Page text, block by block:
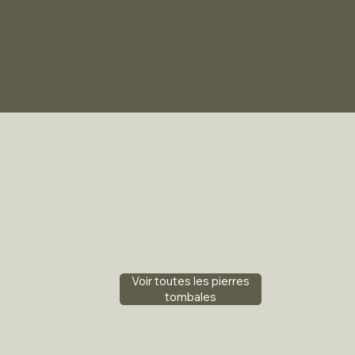
Voir toutes les pierres
tombales